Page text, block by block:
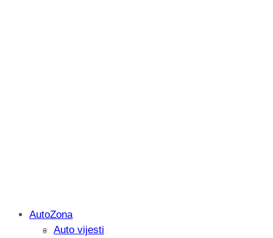
Savjetujemo: Što učiniti kada vaš
AutoZona
Auto vijesti